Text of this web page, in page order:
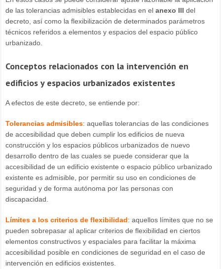
de las tolerancias admisibles establecidas en elanexo III del
decreto, así como la flexibilización de determinados parámetros
técnicos referidos a elementos y espacios del espacio público
urbanizado.
Conceptos relacionados con la intervención en
edificios y espacios urbanizados existentes
A efectos de este decreto, se entiende por:
Tolerancias admisibles: aquellas tolerancias de las condiciones
de accesibilidad que deben cumplir los edificios de nueva
construcción y los espacios públicos urbanizados de nuevo
desarrollo dentro de las cuales se puede considerar que la
accesibilidad de un edificio existente o espacio público urbanizado
existente es admisible, por permitir su uso en condiciones de
seguridad y de forma autónoma por las personas con
discapacidad.
Límites a los criterios de flexibilidad: aquellos límites que no se
pueden sobrepasar al aplicar criterios de flexibilidad en ciertos
elementos constructivos y espaciales para facilitar la máxima
accesibilidad posible en condiciones de seguridad en el caso de
intervención en edificios existentes.